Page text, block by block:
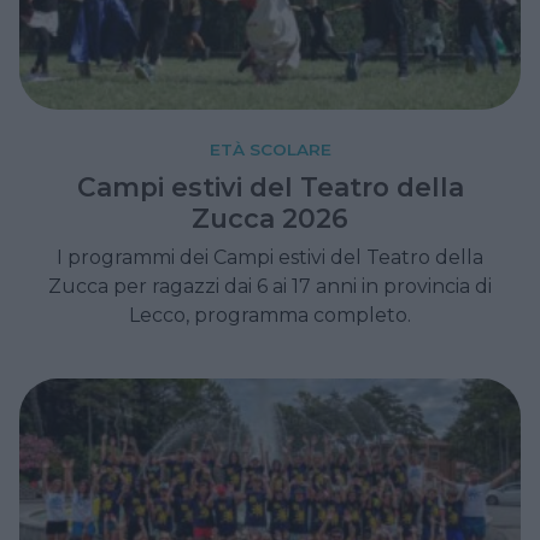
ETÀ SCOLARE
Campi estivi del Teatro della
Zucca 2026
I programmi dei Campi estivi del Teatro della
Zucca per ragazzi dai 6 ai 17 anni in provincia di
Lecco, programma completo.